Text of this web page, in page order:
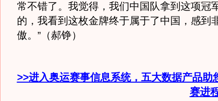
常不错了。我觉得，我们中国队拿到这项冠
的，我看到这枚金牌终于属于了中国，感到
傲。”（郝铮）
>>进入奥运赛事信息系统，五大数据产品助
赛进